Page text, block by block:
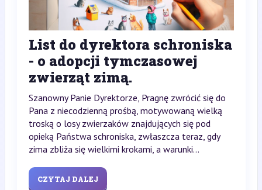
List do dyrektora schroniska
- o adopcji tymczasowej
zwierząt zimą.
Szanowny Panie Dyrektorze, Pragnę zwrócić się do
Pana z niecodzienną prośbą, motywowaną wielką
troską o losy zwierzaków znajdujących się pod
opieką Państwa schroniska, zwłaszcza teraz, gdy
zima zbliża się wielkimi krokami, a warunki...
CZYTAJ DALEJ